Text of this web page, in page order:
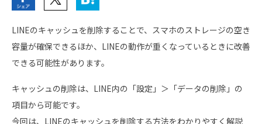
LINEのキャッシュを削除することで、スマホのストレージの空き
容量が確保できるほか、LINEの動作が重くなっているときに改善
できる可能性があります。
キャッシュの削除は、LINE内の「設定」＞「データの削除」の
項目から可能です。
今回は、LINEのキャッシュを削除する方法をわかりやすく解説